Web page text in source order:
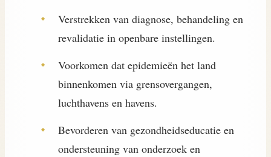
Verstrekken van diagnose, behandeling en
revalidatie in openbare instellingen.
Voorkomen dat epidemieën het land
binnenkomen via grensovergangen,
luchthavens en havens.
Bevorderen van gezondheidseducatie en
ondersteuning van onderzoek en